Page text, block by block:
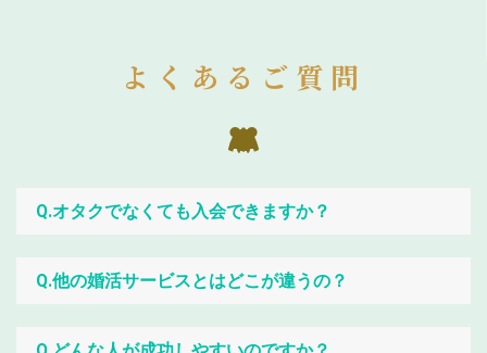
よくあるご質問
Q.オタクでなくても入会できますか？
Q.他の婚活サービスとはどこが違うの？